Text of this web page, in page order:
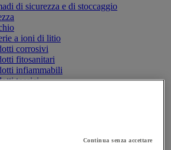
di sicurezza e di stoccaggio
a ioni di litio
corrosivi
fitosanitari
infiammabili
tossici
Continua senza accettare